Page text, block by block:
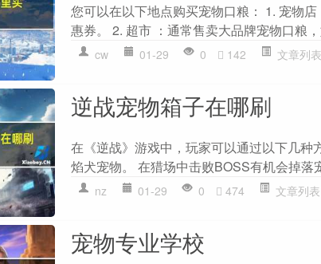
您可以在以下地点购买宠物口粮： 1. 宠物
惠券。 2. 超市 ：通常售卖大品牌宠物口粮
cw 01-29 0 142 文章列表
逆战宠物箱子在哪刷
在《逆战》游戏中，玩家可以通过以下几种
焰犬宠物。 在猎场中击败BOSS有机会掉落
nz 01-29 0 474 文章列表
宠物专业学校